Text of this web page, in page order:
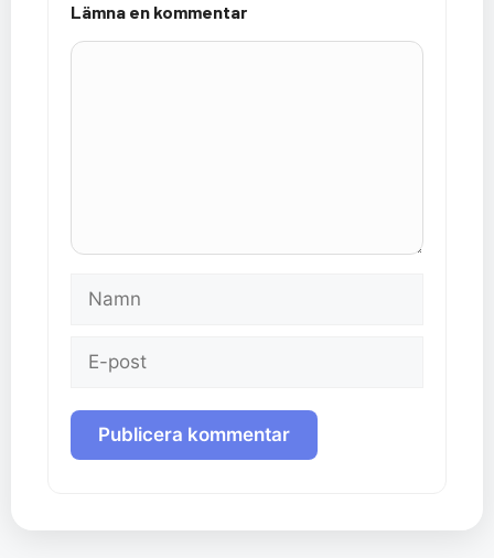
Lämna en kommentar
Kommentar
Namn